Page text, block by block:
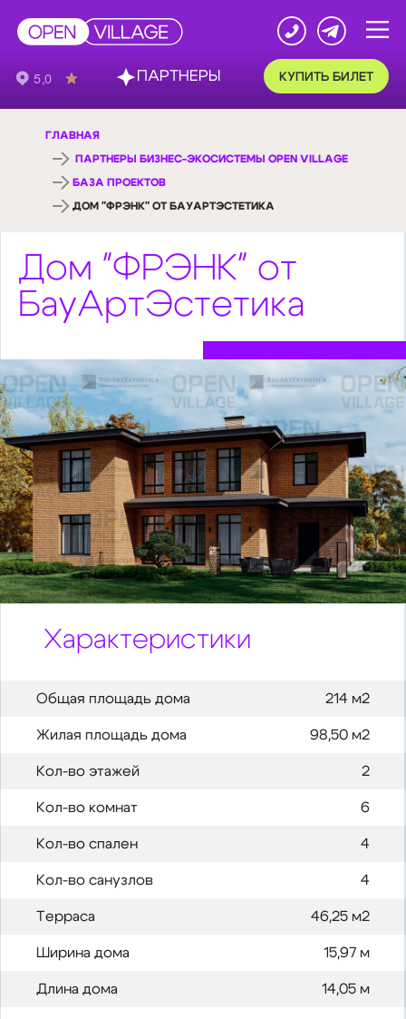
КУПИТЬ БИЛЕТ
ГЛАВНАЯ
ПАРТНЕРЫ БИЗНЕС-ЭКОСИСТЕМЫ OPEN VILLAGE
БАЗА ПРОЕКТОВ
ДОМ "ФРЭНК" ОТ БАУАРТЭСТЕТИКА
Дом "ФРЭНК" от
БауАртЭстетика
Характеристики
Общая площадь дома 214 м2
Жилая площадь дома 98,50 м2
Кол-во этажей 2
Кол-во комнат 6
Кол-во спален 4
Кол-во санузлов 4
Терраса 46,25 м2
Ширина дома 15,97 м
Длина дома 14,05 м